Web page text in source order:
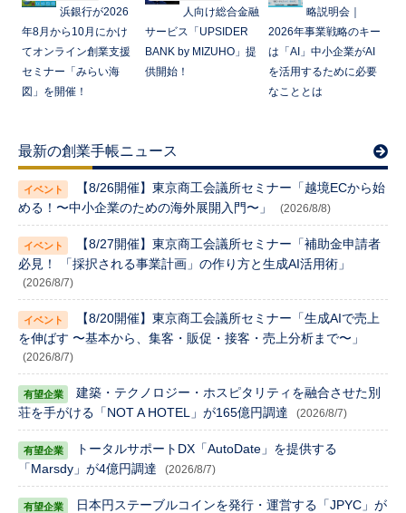
浜銀行が2026
年8月から10月にかけ
てオンライン創業支援
セミナー「みらい海
図」を開催！
人向け総合金融
サービス「UPSIDER
BANK by MIZUHO」提
供開始！
略説明会｜
2026年事業戦略のキー
は「AI」中小企業がAI
を活用するために必要
なこととは
最新の創業手帳ニュース
【8/26開催】東京商工会議所セミナー「越境ECから始
める！〜中小企業のための海外展開入門〜」
(2026/8/8)
【8/27開催】東京商工会議所セミナー「補助金申請者
必見！ 「採択される事業計画」の作り方と生成AI活用術」
(2026/8/7)
【8/20開催】東京商工会議所セミナー「生成AIで売上
を伸ばす 〜基本から、集客・販促・接客・売上分析まで〜」
(2026/8/7)
建築・テクノロジー・ホスピタリティを融合させた別
荘を手がける「NOT A HOTEL」が165億円調達
(2026/8/7)
トータルサポートDX「AutoDate」を提供する
「Marsdy」が4億円調達
(2026/8/7)
日本円ステーブルコインを発行・運営する「JPYC」が